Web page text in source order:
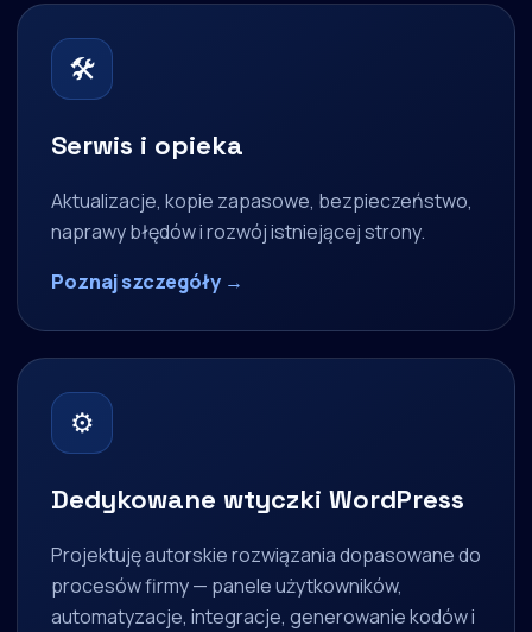
🛠
Serwis i opieka
Aktualizacje, kopie zapasowe, bezpieczeństwo,
naprawy błędów i rozwój istniejącej strony.
Poznaj szczegóły →
⚙
Dedykowane wtyczki WordPress
Projektuję autorskie rozwiązania dopasowane do
procesów firmy — panele użytkowników,
automatyzacje, integracje, generowanie kodów i